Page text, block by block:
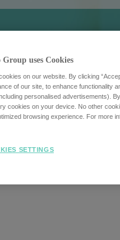
les
Group uses Cookies
on our website. By clicking
of our site, to enhance functionality
personalised advertisements).
cookies on your device. No other
browsing experience. For more
SETTINGS